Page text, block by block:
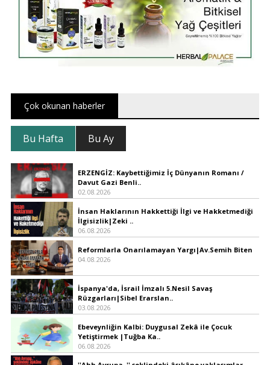
Çok okunan haberler
Bu Hafta Bu Ay
ERZENGİZ: Kaybettiğimiz İç Dünyanın Romanı /
Davut Gazi Benli..
02.08.2026
İnsan Haklarının Hakkettiği İlgi ve Hakketmediği
İlgisizlik|Zeki ..
06.08.2026
Reformlarla Onarılamayan Yargı|Av.Semih Biten
04.08.2026
İspanya'da, İsrail İmzalı 5.Nesil Savaş
Rüzgarları|Sibel Erarslan..
03.08.2026
Ebeveynliğin Kalbi: Duygusal Zekâ ile Çocuk
Yetiştirmek |Tuğba Ka..
06.08.2026